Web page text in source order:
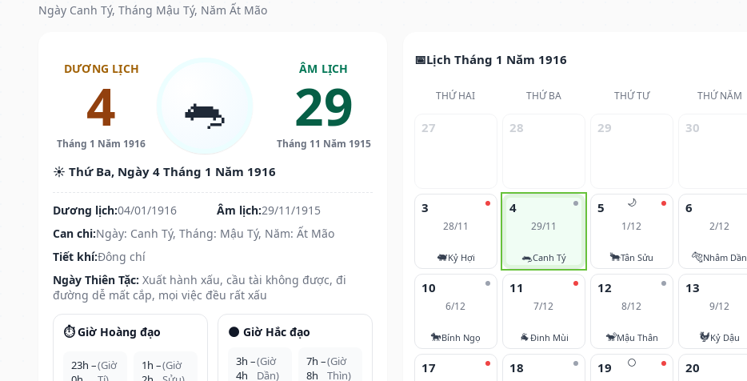
Ngày Canh Tý, Tháng Mậu Tý, Năm Ất Mão
DƯƠNG LỊCH
4
Tháng 1 Năm 1916
🐀
ÂM LỊCH
29
Tháng 11 Năm 1915
☀️ Thứ Ba, Ngày 4 Tháng 1 Năm 1916
Dương lịch:04/01/1916 Âm lịch:29/11/1915
Can chi:Ngày: Canh Tý, Tháng: Mậu Tý, Năm: Ất Mão
Tiết khí:Đông chí
Ngày Thiên Tặc: Xuất hành xấu, cầu tài không được, đi
đường dễ mất cắp, mọi việc đều rất xấu
⏱️ Giờ Hoàng đạo
23h –(Giờ
1h –(Giờ
🌑 Giờ Hắc đạo
3h –
4h
(Giờ
Dần)
7h –
8h
(Giờ
Thìn)
Lịch Tháng 1 Năm 1916
THỨ HAI THỨ BA THỨ TƯ THỨ NĂM
27 28 29 30
3
28/11
🐖Kỷ Hợi
4
29/11
🐀Canh Tý
🌙
5
1/12
🐂Tân Sửu
6
2/12
🐅Nhâm Dần
10
6/12
🐎Bính Ngọ
11
7/12
🐐Đinh Mùi
12
8/12
🐒Mậu Thân
13
9/12
🐓Kỷ Dậu
17 18 🌕
19 20